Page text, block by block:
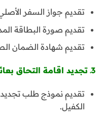
تقديم جواز السفر
تقديم صورة البطاقة
تقديم شهادة الضمان
3ـ تجديد اقامة التحاق بعائل للأطفال :ـ
تقديم نموذج طلب
الكفيل.